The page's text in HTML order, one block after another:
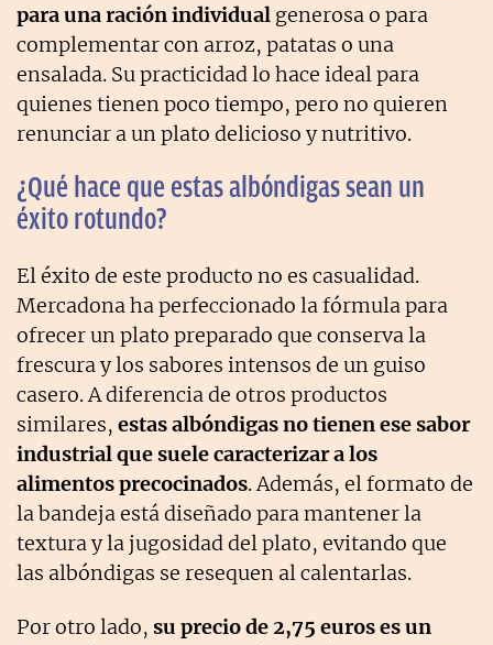
para una ración individual generosa o para
complementar con arroz, patatas o una
ensalada. Su practicidad lo hace ideal para
quienes tienen poco tiempo, pero no quieren
renunciar a un plato delicioso y nutritivo.
¿Qué hace que estas albóndigas sean un
éxito rotundo?
El éxito de este producto no es casualidad.
Mercadona ha perfeccionado la fórmula para
ofrecer un plato preparado que conserva la
frescura y los sabores intensos de un guiso
casero. A diferencia de otros productos
similares, estas albóndigas no tienen ese sabor
industrial que suele caracterizar a los
alimentos precocinados. Además, el formato de
la bandeja está diseñado para mantener la
textura y la jugosidad del plato, evitando que
las albóndigas se resequen al calentarlas.
Por otro lado, su precio de 2,75 euros es un